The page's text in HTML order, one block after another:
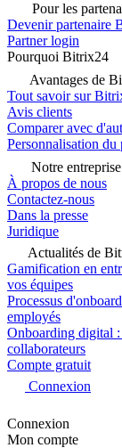
Pour les
Devenir partenaire
Partner login
Pourquoi Bitrix24
Avantages de
Tout savoir sur
Avis clients
Comparer avec
Personnalisation du
Notre entreprise
À propos de nous
Contactez-nous
Dans la presse
Juridique
Actualités de
Gamification en
vos équipes
Processus
employés
Onboarding digital
collaborateurs
Compte gratuit
Connexion
Connexion
Mon compte